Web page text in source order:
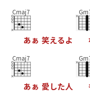
Cmaj7
あぁ 笑えるよ
Cmaj7
あぁ 愛した人